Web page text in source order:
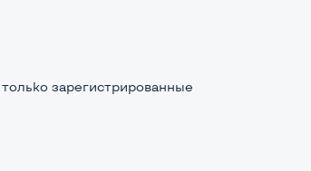
зарегистрированные